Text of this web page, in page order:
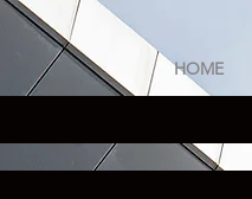
HOME